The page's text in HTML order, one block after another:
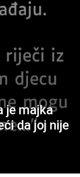
je majka
da joj nije